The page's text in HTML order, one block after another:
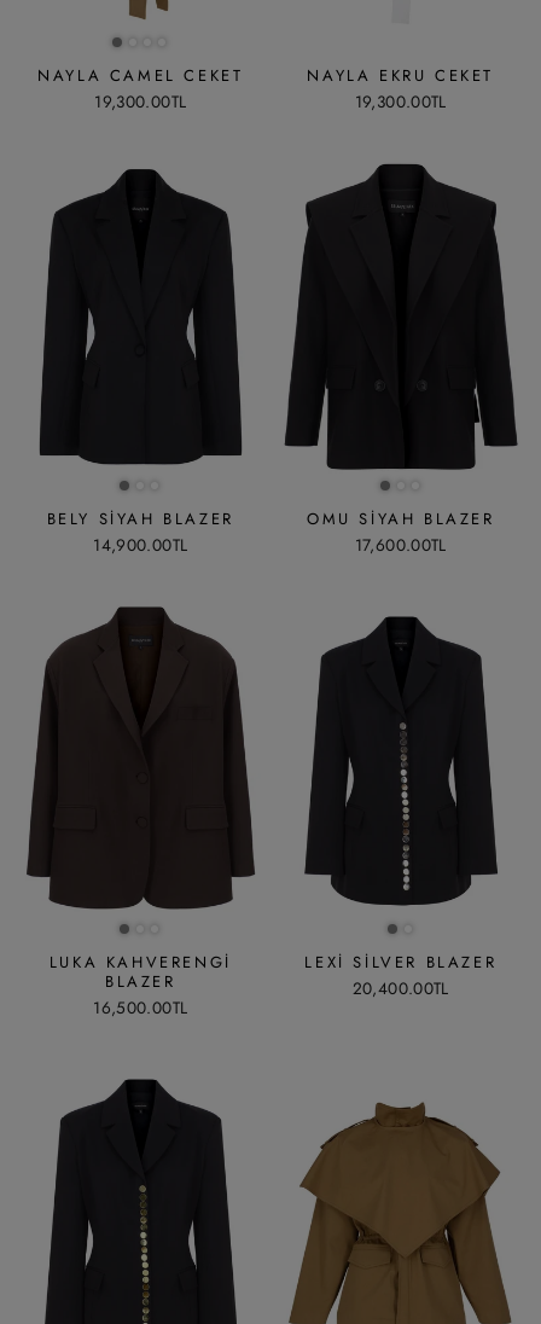
NAYLA CAMEL CEKET
19,300.00TL
NAYLA EKRU CEKET
19,300.00TL
BELY SIYAH BLAZER
14,900.00TL
OMU SIYAH BLAZER
17,600.00TL
LUKA KAHVERENGI
BLAZER
16,500.00TL
LEXI SILVER BLAZER
20,400.00TL